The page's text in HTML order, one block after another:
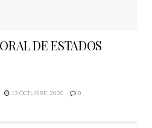
DE ESTADOS
13 OCTUBRE, 2020 0